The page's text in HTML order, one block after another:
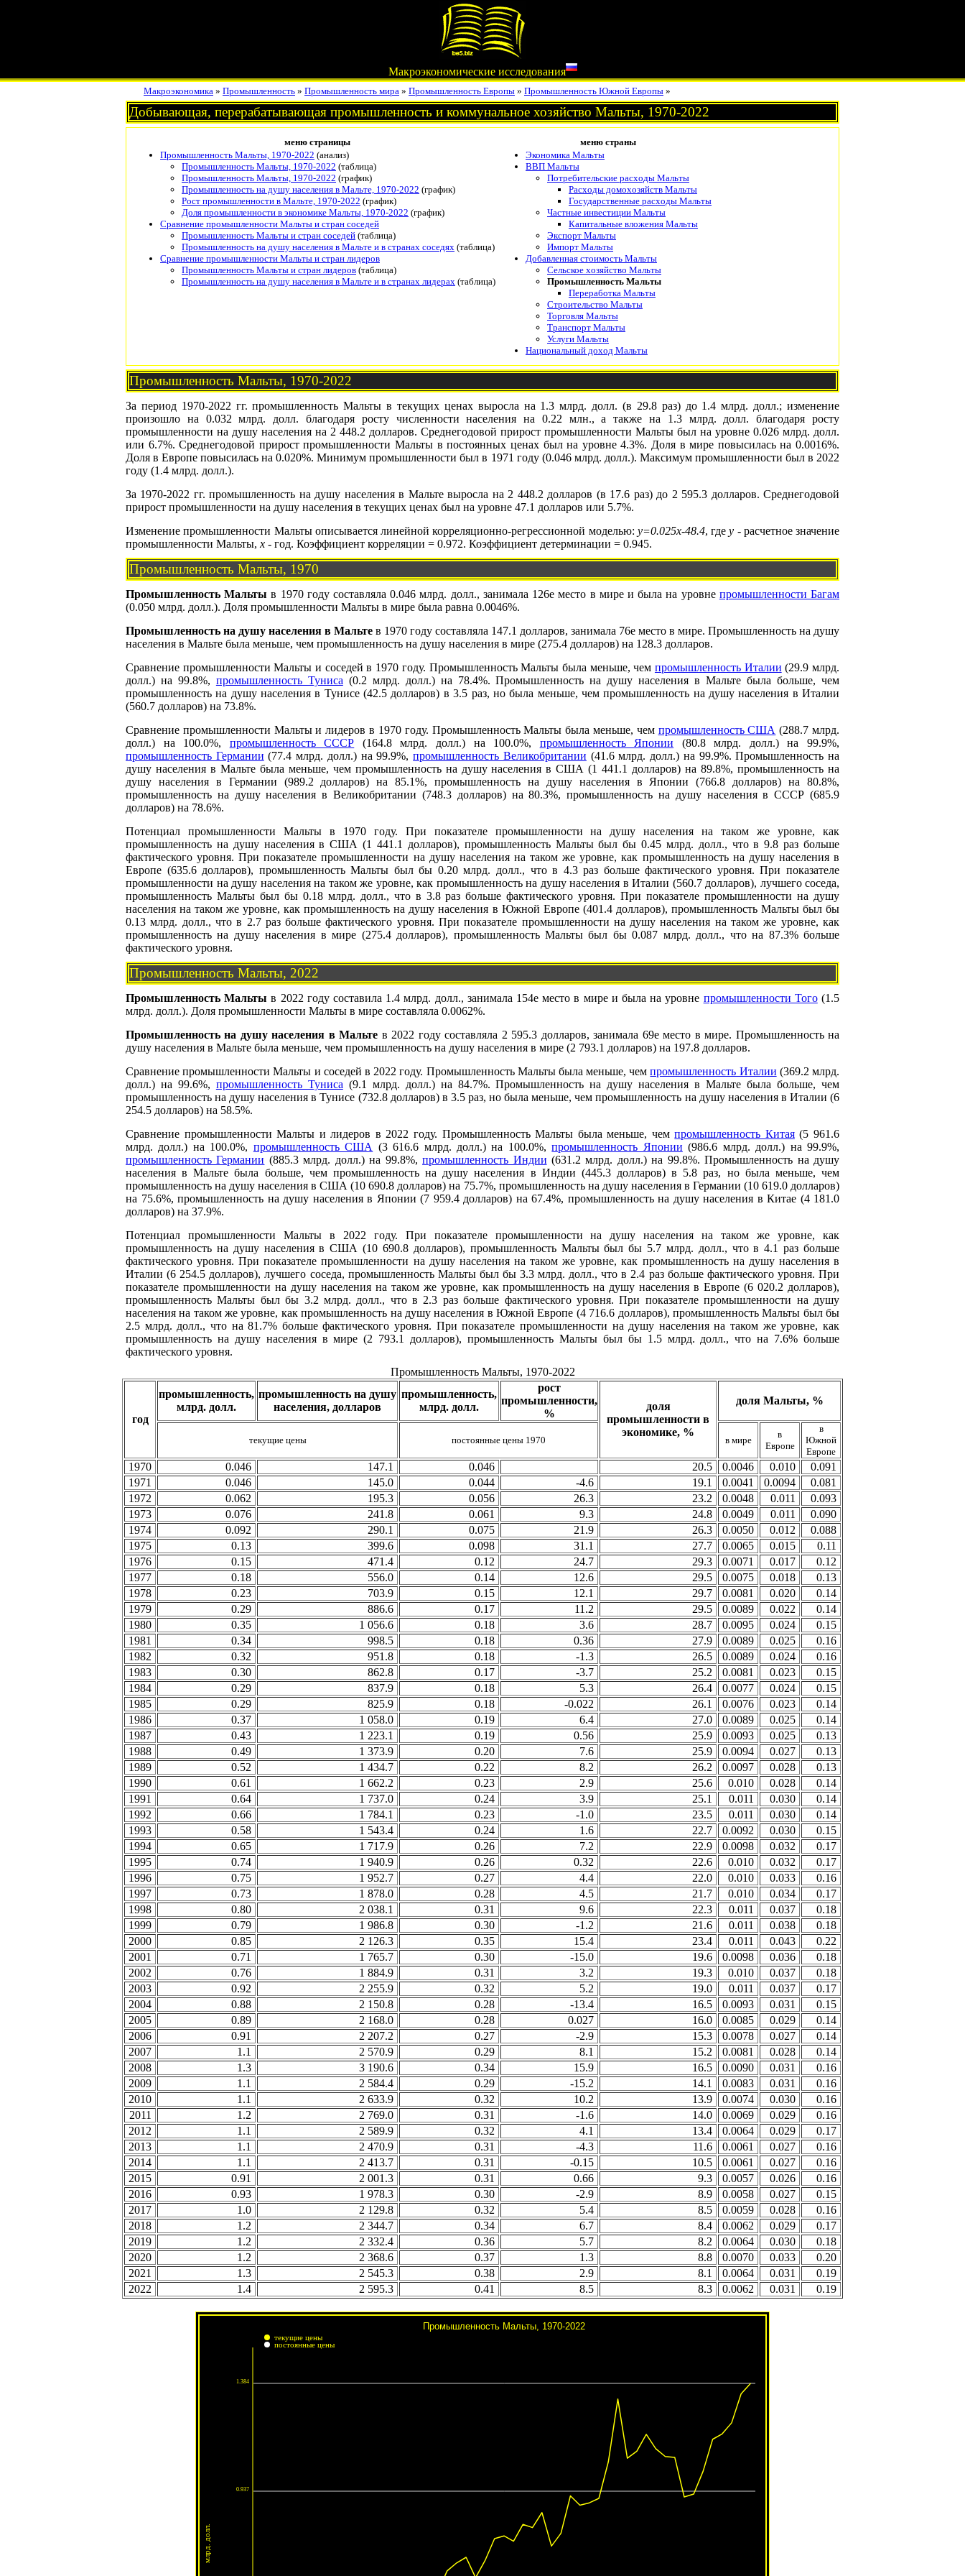
Макроэкономические исследования
Макроэкономика » Промышленность » Промышленность мира » Промышленность Европы » Промышленность Южной Европы »
Добывающая, перерабатывающая промышленность и коммунальное хозяйство Мальты, 1970-2022
меню страницы
меню страны
Промышленность Мальты, 1970-2022 (анализ)
Промышленность Мальты, 1970-2022 (таблица)
Промышленность Мальты, 1970-2022 (график)
Промышленность на душу населения в Мальте, 1970-2022 (график)
Рост промышленности в Мальте, 1970-2022 (график)
Доля промышленности в экономике Мальты, 1970-2022 (график)
Сравнение промышленности Мальты и стран соседей
Промышленность Мальты и стран соседей (таблица)
Промышленность на душу населения в Мальте и в странах соседях (таблица)
Сравнение промышленности Мальты и стран лидеров
Промышленность Мальты и стран лидеров (таблица)
Промышленность на душу населения в Мальте и в странах лидерах (таблица)
Экономика Мальты
ВВП Мальты
Потребительские расходы Мальты
Расходы домохозяйств Мальты
Государственные расходы Мальты
Частные инвестиции Мальты
Капитальные вложения Мальты
Экспорт Мальты
Импорт Мальты
Добавленная стоимость Мальты
Сельское хозяйство Мальты
Промышленность Мальты
Переработка Мальты
Строительство Мальты
Торговля Мальты
Транспорт Мальты
Услуги Мальты
Национальный доход Мальты
Промышленность Мальты, 1970-2022
За период 1970-2022 гг. промышленность Мальты в текущих ценах выросла на 1.3 млрд. долл. (в 29.8 раз) до 1.4 млрд. долл.; изменение
произошло на 0.032 млрд. долл. благодаря росту численности населения на 0.22 млн., а также на 1.3 млрд. долл. благодаря росту
промышленности на душу населения на 2 448.2 долларов. Среднегодовой прирост промышленности Мальты был на уровне 0.026 млрд. долл.
или 6.7%. Среднегодовой прирост промышленности Мальты в постоянных ценах был на уровне 4.3%. Доля в мире повысилась на 0.0016%.
Доля в Европе повысилась на 0.020%. Минимум промышленности был в 1971 году (0.046 млрд. долл.). Максимум промышленности был в 2022
году (1.4 млрд. долл.).
За 1970-2022 гг. промышленность на душу населения в Мальте выросла на 2 448.2 долларов (в 17.6 раз) до 2 595.3 долларов. Среднегодовой
прирост промышленности на душу населения в текущих ценах был на уровне 47.1 долларов или 5.7%.
Изменение промышленности Мальты описывается линейной корреляционно-регрессионной моделью: y=0.025x-48.4, гдеy - расчетное значение
промышленности Мальты, x - год. Коэффициент корреляции = 0.972. Коэффициент детерминации = 0.945.
Промышленность Мальты, 1970
Промышленность Мальты в 1970 году составляла 0.046 млрд. долл., занимала 126е место в мире и была на уровне промышленности Багам
(0.050 млрд. долл.). Доля промышленности Мальты в мире была равна 0.0046%.
Промышленность на душу населения в Мальте в 1970 году составляла 147.1 долларов, занимала 76е место в мире. Промышленность на душу
населения в Мальте была меньше, чем промышленность на душу населения в мире (275.4 долларов) на 128.3 долларов.
Сравнение промышленности Мальты и соседей в 1970 году. Промышленность Мальты была меньше, чем промышленность Италии (29.9 млрд.
долл.) на 99.8%, промышленность Туниса (0.2 млрд. долл.) на 78.4%. Промышленность на душу населения в Мальте была больше, чем
промышленность на душу населения в Тунисе (42.5 долларов) в 3.5 раз, но была меньше, чем промышленность на душу населения в Италии
(560.7 долларов) на 73.8%.
Сравнение промышленности Мальты и лидеров в 1970 году. Промышленность Мальты была меньше, чем промышленность США (288.7 млрд.
долл.) на 100.0%, промышленность СССР (164.8 млрд. долл.) на 100.0%, промышленность Японии (80.8 млрд. долл.) на 99.9%,
промышленность Германии (77.4 млрд. долл.) на 99.9%,промышленность Великобритании (41.6 млрд. долл.) на 99.9%. Промышленность на
душу населения в Мальте была меньше, чем промышленность на душу населения в США (1 441.1 долларов) на 89.8%, промышленность на
душу населения в Германии (989.2 долларов) на 85.1%, промышленность на душу населения в Японии (766.8 долларов) на 80.8%,
промышленность на душу населения в Великобритании (748.3 долларов) на 80.3%, промышленность на душу населения в СССР (685.9
долларов) на 78.6%.
Потенциал промышленности Мальты в 1970 году. При показателе промышленности на душу населения на таком же уровне, как
промышленность на душу населения в США (1 441.1 долларов), промышленность Мальты был бы 0.45 млрд. долл., что в 9.8 раз больше
фактического уровня. При показателе промышленности на душу населения на таком же уровне, как промышленность на душу населения в
Европе (635.6 долларов), промышленность Мальты был бы 0.20 млрд. долл., что в 4.3 раз больше фактического уровня. При показателе
промышленности на душу населения на таком же уровне, как промышленность на душу населения в Италии (560.7 долларов), лучшего соседа,
промышленность Мальты был бы 0.18 млрд. долл., что в 3.8 раз больше фактического уровня. При показателе промышленности на душу
населения на таком же уровне, как промышленность на душу населения в Южной Европе (401.4 долларов), промышленность Мальты был бы
0.13 млрд. долл., что в 2.7 раз больше фактического уровня. При показателе промышленности на душу населения на таком же уровне, как
промышленность на душу населения в мире (275.4 долларов), промышленность Мальты был бы 0.087 млрд. долл., что на 87.3% больше
фактического уровня.
Промышленность Мальты, 2022
Промышленность Мальты в 2022 году составила 1.4 млрд. долл., занимала 154е место в мире и была на уровне промышленности Того(1.5
млрд. долл.). Доля промышленности Мальты в мире составляла 0.0062%.
Промышленность на душу населения в Мальте в 2022 году составляла 2 595.3 долларов, занимала 69е место в мире. Промышленность на
душу населения в Мальте была меньше, чем промышленность на душу населения в мире (2 793.1 долларов) на 197.8 долларов.
Сравнение промышленности Мальты и соседей в 2022 году. Промышленность Мальты была меньше, чемпромышленность Италии (369.2 млрд.
долл.) на 99.6%, промышленность Туниса (9.1 млрд. долл.) на 84.7%. Промышленность на душу населения в Мальте была больше, чем
промышленность на душу населения в Тунисе (732.8 долларов) в 3.5 раз, но была меньше, чем промышленность на душу населения в Италии (6
254.5 долларов) на 58.5%.
Сравнение промышленности Мальты и лидеров в 2022 году. Промышленность Мальты была меньше, чемпромышленность Китая(5 961.6
млрд. долл.) на 100.0%, промышленность США (3 616.6 млрд. долл.) на 100.0%,промышленность Японии (986.6 млрд. долл.) на 99.9%,
промышленность Германии (885.3 млрд. долл.) на 99.8%,промышленность Индии (631.2 млрд. долл.) на 99.8%. Промышленность на душу
населения в Мальте была больше, чем промышленность на душу населения в Индии (445.3 долларов) в 5.8 раз, но была меньше, чем
промышленность на душу населения в США (10 690.8 долларов) на 75.7%, промышленность на душу населения в Германии (10 619.0 долларов)
на 75.6%, промышленность на душу населения в Японии (7 959.4 долларов) на 67.4%, промышленность на душу населения в Китае (4 181.0
долларов) на 37.9%.
Потенциал промышленности Мальты в 2022 году. При показателе промышленности на душу населения на таком же уровне, как
промышленность на душу населения в США (10 690.8 долларов), промышленность Мальты был бы 5.7 млрд. долл., что в 4.1 раз больше
фактического уровня. При показателе промышленности на душу населения на таком же уровне, как промышленность на душу населения в
Италии (6 254.5 долларов), лучшего соседа, промышленность Мальты был бы 3.3 млрд. долл., что в 2.4 раз больше фактического уровня. При
показателе промышленности на душу населения на таком же уровне, как промышленность на душу населения в Европе (6 020.2 долларов),
промышленность Мальты был бы 3.2 млрд. долл., что в 2.3 раз больше фактического уровня. При показателе промышленности на душу
населения на таком же уровне, как промышленность на душу населения в Южной Европе (4 716.6 долларов), промышленность Мальты был бы
2.5 млрд. долл., что на 81.7% больше фактического уровня. При показателе промышленности на душу населения на таком же уровне, как
промышленность на душу населения в мире (2 793.1 долларов), промышленность Мальты был бы 1.5 млрд. долл., что на 7.6% больше
фактического уровня.
Промышленность Мальты, 1970-2022
год
промышленность,
млрд. долл.
промышленность на душу
населения, долларов
промышленность,
млрд. долл.
рост
промышленности,
%
доля
промышленности в
экономике, %
доля Мальты, %
текущие цены постоянные цены 1970 в мире
в
Европе
в
Южной
Европе
1970 0.046 147.1 0.046 20.5 0.0046 0.010
0.091
1971
0.046 145.0 0.044 -4.6 19.1 0.0041 0.0094
0.081
1972
0.062 195.3 0.056 26.3 23.2 0.0048 0.011
0.093
1973
0.076 241.8 0.061 9.3 24.8 0.0049 0.011
0.090
1974
0.092 290.1 0.075 21.9 26.3 0.0050 0.012
0.088
1975
0.13 399.6 0.098 31.1 27.7 0.0065 0.015
0.11
1976
0.15 471.4 0.12 24.7 29.3 0.0071 0.017
0.12
1977
0.18 556.0 0.14 12.6 29.5 0.0075 0.018
0.13
1978
0.23 703.9 0.15 12.1 29.7 0.0081 0.020
0.14
1979
0.29 886.6 0.17 11.2 29.5 0.0089 0.022
0.14
1980
0.35 1 056.6 0.18 3.6 28.7 0.0095 0.024
0.15
1981
0.34 998.5 0.18 0.36 27.9 0.0089 0.025
0.16
1982
0.32 951.8 0.18 -1.3 26.5 0.0089 0.024
0.16
1983
0.30 862.8 0.17 -3.7 25.2 0.0081 0.023
0.15
1984
0.29 837.9 0.18 5.3 26.4 0.0077 0.024
0.15
1985
0.29 825.9 0.18 -0.022 26.1 0.0076 0.023
0.14
1986
0.37 1 058.0 0.19 6.4 27.0 0.0089 0.025
0.14
1987
0.43 1 223.1 0.19 0.56 25.9 0.0093 0.025
0.13
1988
0.49 1 373.9 0.20 7.6 25.9 0.0094 0.027
0.13
1989
0.52 1 434.7 0.22 8.2 26.2 0.0097 0.028
0.13
1990
0.61 1 662.2 0.23 2.9 25.6 0.010 0.028
0.14
1991
0.64 1 737.0 0.24 3.9 25.1 0.011 0.030
0.14
1992
0.66 1 784.1 0.23 -1.0 23.5 0.011 0.030
0.14
1993
0.58 1 543.4 0.24 1.6 22.7 0.0092 0.030
0.15
1994
0.65 1 717.9 0.26 7.2 22.9 0.0098 0.032
0.17
1995
0.74 1 940.9 0.26 0.32 22.6 0.010 0.032
0.17
1996
0.75 1 952.7 0.27 4.4 22.0 0.010 0.033
0.16
1997
0.73 1 878.0 0.28 4.5 21.7 0.010 0.034
0.17
1998
0.80 2 038.1 0.31 9.6 22.3 0.011 0.037
0.18
1999
0.79 1 986.8 0.30 -1.2 21.6 0.011 0.038
0.18
2000
0.85 2 126.3 0.35 15.4 23.4 0.011 0.043
0.22
2001
0.71 1 765.7 0.30 -15.0 19.6 0.0098 0.036
0.18
2002
0.76 1 884.9 0.31 3.2 19.3 0.010 0.037
0.18
2003
0.92 2 255.9 0.32 5.2 19.0 0.011 0.037
0.17
2004
0.88 2 150.8 0.28 -13.4 16.5 0.0093 0.031
0.15
2005
0.89 2 168.0 0.28 0.027 16.0 0.0085 0.029
0.14
2006
0.91 2 207.2 0.27 -2.9 15.3 0.0078 0.027
0.14
2007
1.1 2 570.9 0.29 8.1 15.2 0.0081 0.028
0.14
2008
1.3 3 190.6 0.34 15.9 16.5 0.0090 0.031
0.16
2009
1.1 2 584.4 0.29 -15.2 14.1 0.0083 0.031
0.16
2010
1.1 2 633.9 0.32 10.2 13.9 0.0074 0.030
0.16
2011
1.2 2 769.0 0.31 -1.6 14.0 0.0069 0.029
0.16
2012
1.1 2 589.9 0.32 4.1 13.4 0.0064 0.029
0.17
2013
1.1 2 470.9 0.31 -4.3 11.6 0.0061 0.027
0.16
2014
1.1 2 413.7 0.31 -0.15 10.5 0.0061 0.027
0.16
2015
0.91 2 001.3 0.31 0.66 9.3 0.0057 0.026
0.16
2016
0.93 1 978.3 0.30 -2.9 8.9 0.0058 0.027
0.15
2017
1.0 2 129.8 0.32 5.4 8.5 0.0059 0.028
0.16
2018
1.2 2 344.7 0.34 6.7 8.4 0.0062 0.029
0.17
2019
1.2 2 332.4 0.36 5.7 8.2 0.0064 0.030
0.18
2020
1.2 2 368.6 0.37 1.3 8.8 0.0070 0.033
0.20
2021
1.3 2 545.3 0.38 2.9 8.1 0.0064 0.031
0.19
2022
1.4 2 595.3 0.41 8.5 8.3 0.0062 0.031 0.19